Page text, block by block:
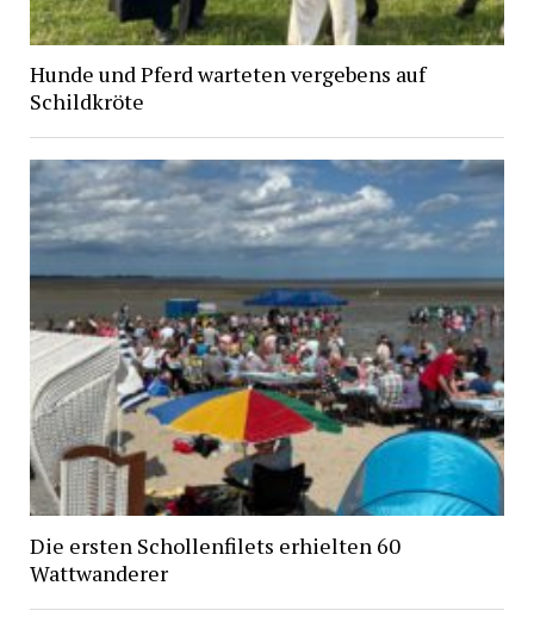
Hunde und Pferd warteten vergebens auf
Schildkröte
Die ersten Schollenfilets erhielten 60
Wattwanderer